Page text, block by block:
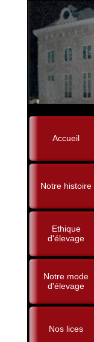
Accueil
Notre histoire
Ethique
d'élevage
Notre mode
d'élevage
Nos lices